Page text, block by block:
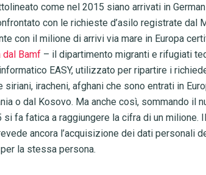
come nel 2015 siano arrivati in
con le richieste d’asilo registrate dal
con il milione di arrivi via mare in Europa
dal Bamf – il dipartimento migranti e rifugiati
EASY, utilizzato per ripartire i
iracheni, afghani che sono entrati in
o dal Kosovo. Ma anche così, sommando il
fa fatica a raggiungere la cifra di un milione.
ancora l’acquisizione dei dati personali
la stessa persona.